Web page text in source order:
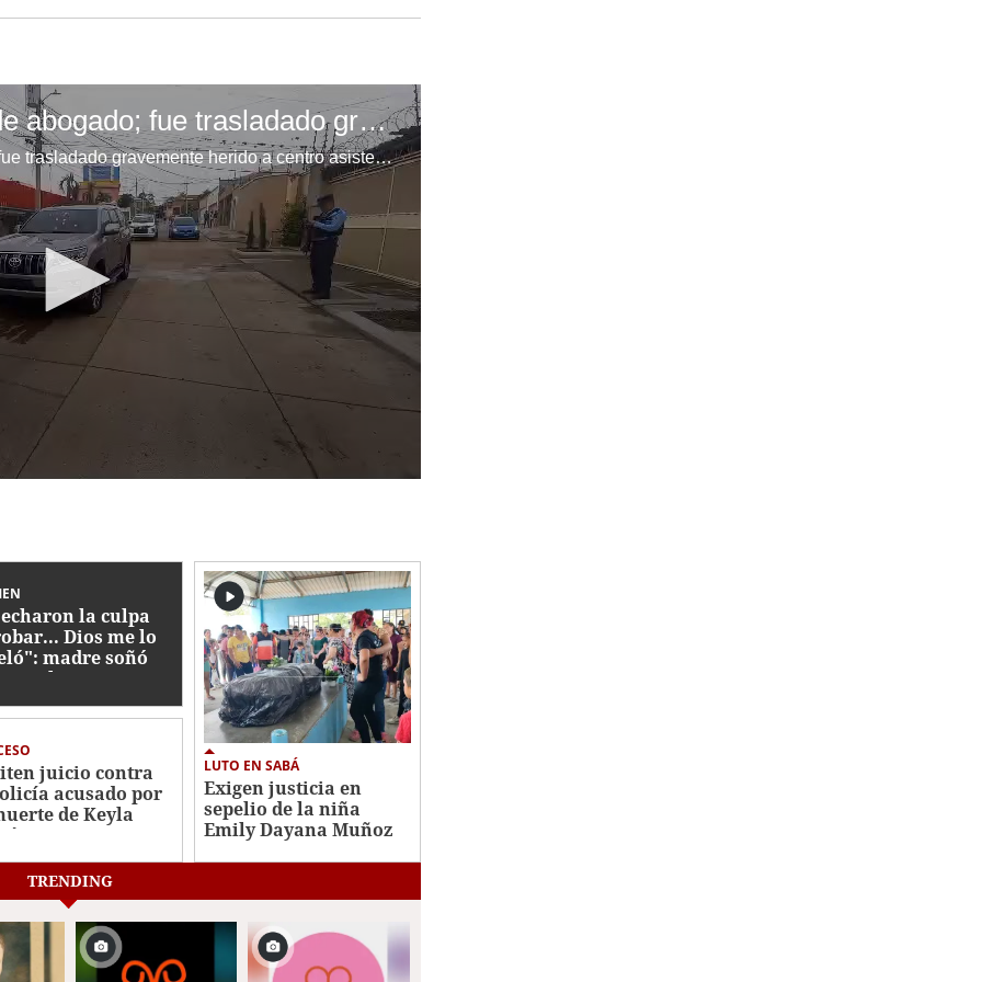
Tirotean camioneta de abogado; fue trasladado gravemente herido a centro asistencial en Tegucigalpa
Tirotean camioneta de abogado; fue trasladado gravemente herido a centro asistencial en Tegucigalpa.
la culpa
Dios me lo
madre soñó
Harol, menor
juicio contra
acusado por
de Keyla
LUTO EN SABÁ
Exigen justicia en
sepelio de la niña
Emily Dayana Muñoz
TRENDING